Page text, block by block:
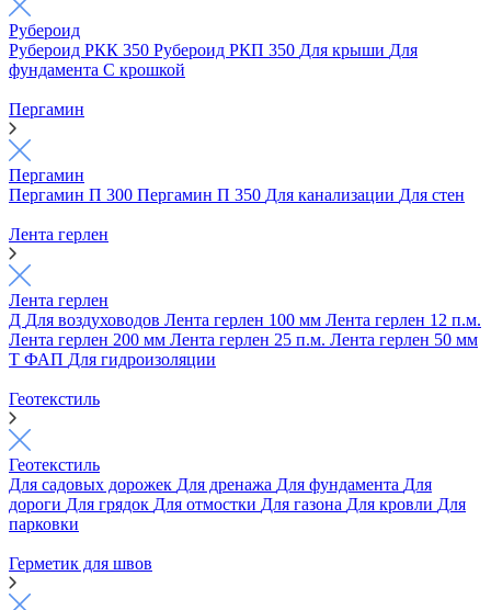
Рубероид
Рубероид РКК 350 Рубероид РКП 350 Для крыши Для
фундамента С крошкой
Пергамин
Пергамин
Пергамин П 300 Пергамин П 350 Для канализации Для стен
Лента герлен
Лента герлен
Д Для воздуховодов Лента герлен 100 мм Лента герлен 12 п.м.
Лента герлен 200 мм Лента герлен 25 п.м. Лента герлен 50 мм
Т ФАП Для гидроизоляции
Геотекстиль
Геотекстиль
Для садовых дорожек Для дренажа Для фундамента Для
дороги Для грядок Для отмостки Для газона Для кровли Для
парковки
Герметик для швов